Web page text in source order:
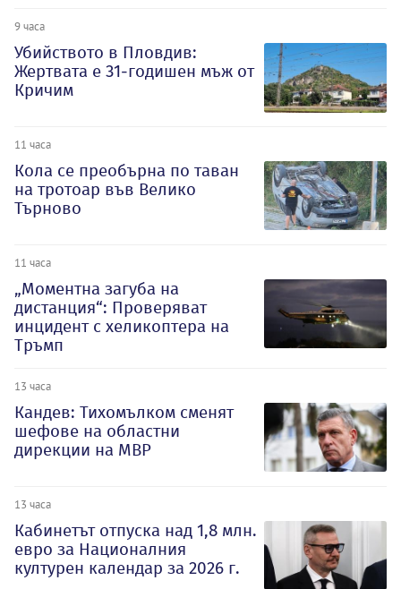
9 часа
Убийството в Пловдив:
Жертвата е 31-годишен мъж от
Кричим
11 часа
Кола се преобърна по таван
на тротоар във Велико
Търново
11 часа
„Моментна загуба на
дистанция“: Проверяват
инцидент с хеликоптера на
Тръмп
13 часа
Кандев: Тихомълком сменят
шефове на областни
дирекции на МВР
13 часа
Кабинетът отпуска над 1,8 млн.
евро за Националния
културен календар за 2026 г.